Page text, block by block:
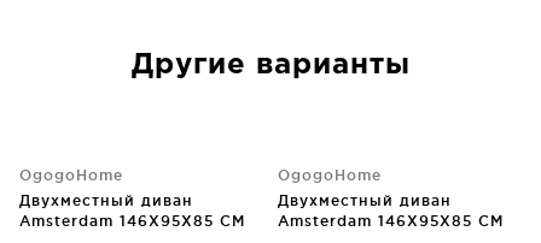
Другие варианты
OgogoHome
Двухместный диван
Amsterdam 146X95X85 CM
OgogoHome
Двухместный диван
Amsterdam 146X95X85 CM